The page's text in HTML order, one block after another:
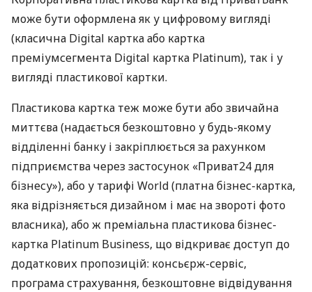
може бути оформлена як у цифровому вигляді
(класична Digital картка або картка
преміумсегмента Digital картка Platinum), так і у
вигляді пластикової картки.
Пластикова картка теж може бути або звичайна
миттєва (надається безкоштовно у будь-якому
відділенні банку і закріплюється за рахунком
підприємства через застосунок «Приват24 для
бізнесу»), або у тарифі World (платна бізнес-картка,
яка відрізняється дизайном і має на звороті фото
власника), або ж преміальна пластикова бізнес-
картка Platinum Business, що відкриває доступ до
додаткових пропозицій: консьєрж-сервіс,
програма страхування, безкоштовне відвідування